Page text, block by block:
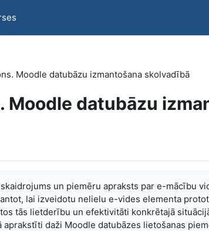
Moodle datubāzu izmantošana skolvadībā
Moodle datubāzu
un piemēru apraksts par e-mācību
lai izveidotu nelielu e-vides elementa
tās lietderību un efektivitāti konkrētajā
aprakstīti daži Moodle datubāzes lietošanas